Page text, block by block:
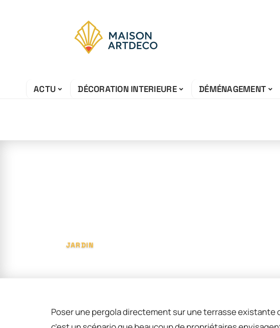
ACTU DÉCORATION INTERIEURE DÉMÉNAGEMENT
JARDIN
Poser une pergola directement sur une terrasse existante